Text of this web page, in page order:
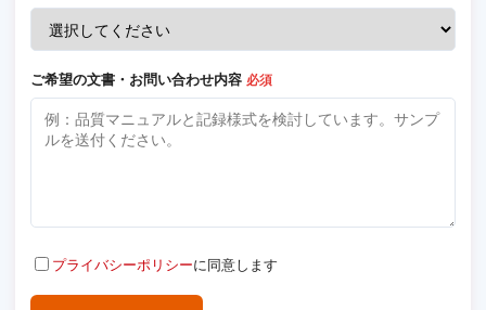
ご希望の文書・お問い合わせ内容 必須
プライバシーポリシーに同意します